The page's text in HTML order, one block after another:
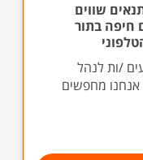
ותנאים שווים
חיפה בתור
/ות לנהל
אנחנו מחפשים